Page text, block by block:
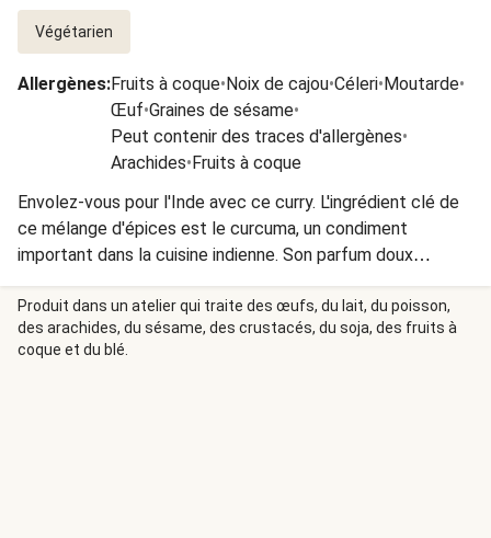
Végétarien
Allergènes:Fruits à coque•Noix de cajou•Céleri•Moutarde•
Œuf•Graines de sésame•
Peut contenir des traces d'allergènes•
Arachides•Fruits à coque
Envolez-vous pour l'Inde avec ce curry. L'ingrédient clé de
ce mélange d'épices est le curcuma, un condiment
important dans la cuisine indienne. Son parfum doux
apporte la saveur et la couleur que l'on retrouve dans de
nombreux currys. Les noix de cajou apportent du croquant
à ce plat.
Produit dans un atelier qui traite des œufs, du lait, du poisson,
des arachides, du sésame, des crustacés, du soja, des fruits à
coque et du blé.